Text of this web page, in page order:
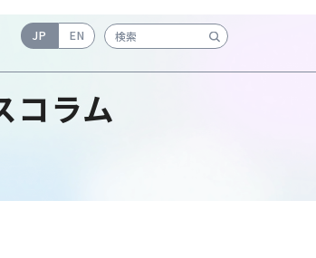
JP EN
検索キーワード入力
コラム